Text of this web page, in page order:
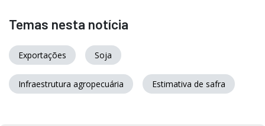
Temas nesta notícia
Exportações Soja
Infraestrutura agropecuária Estimativa de safra